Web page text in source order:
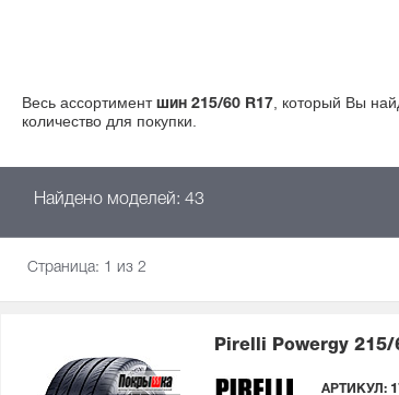
Весь ассортимент шин 215/60 R17
, который Вы
количество для покупки.
Найдено моделей: 43
Страница: 1 из 2
Pirelli Powergy 215/
АРТИКУЛ: